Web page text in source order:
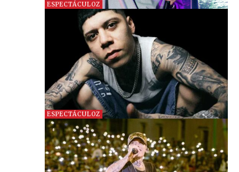
ESPECTÁCULOZ
ESPECTÁCULOZ